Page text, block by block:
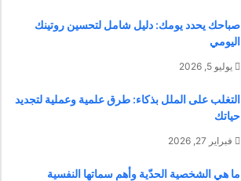
صباحك يحدد يومك: دليل شامل لتحسين روتينك
اليومي
يوليو 5, 2026
التغلب على الملل بذكاء: طرق علمية وعملية لتجديد
حياتك
فبراير 27, 2026
ما هي الشخصية الحدّية وأهم سماتها النفسية